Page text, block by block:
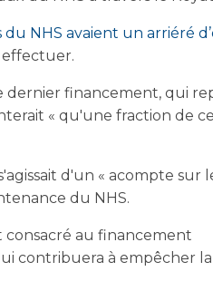
du NHS avaient un arriéré
effectuer.
dernier financement, qui
« qu'une fraction de
d'un « acompte sur
du NHS.
au financement
contribuera à empêcher la